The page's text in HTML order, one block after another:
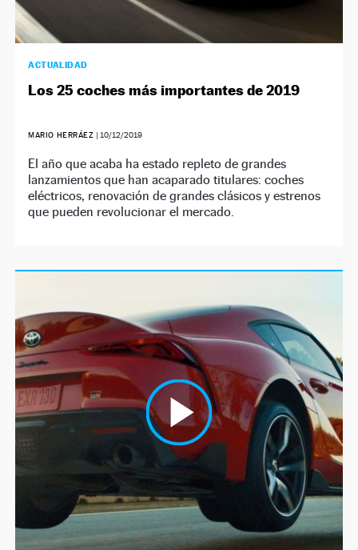
ACTUALIDAD
Los 25 coches más importantes de 2019
MARIO HERRÁEZ | 10/12/2019
El año que acaba ha estado repleto de grandes
lanzamientos que han acaparado titulares: coches
eléctricos, renovación de grandes clásicos y estrenos
que pueden revolucionar el mercado.